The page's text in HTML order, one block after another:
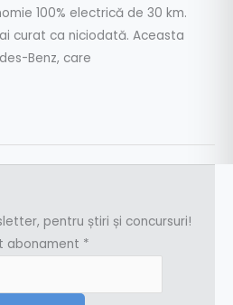
100% electrică de 30 km.
curat ca niciodată. Aceasta
Benz, care
pentru știri și concursuri!
abonament *